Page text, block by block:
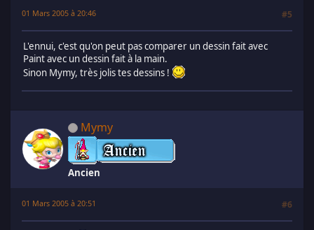
01 Mars 2005 à 20:46 #5
L'ennui, c'est qu'on peut pas comparer un dessin fait avec
Paint avec un dessin fait à la main.
Sinon Mymy, très jolis tes dessins !
Mymy
Ancien
01 Mars 2005 à 20:51 #6